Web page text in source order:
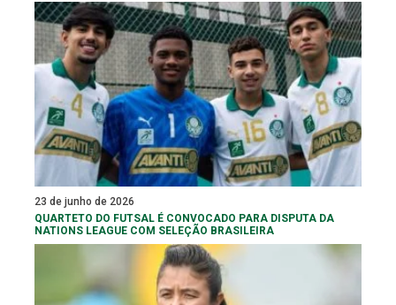
23 de junho de 2026
QUARTETO DO FUTSAL É CONVOCADO PARA DISPUTA DA
NATIONS LEAGUE COM SELEÇÃO BRASILEIRA